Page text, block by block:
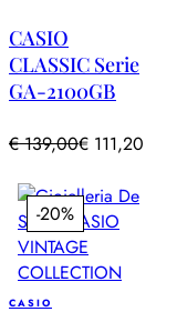
CASIO
CLASSIC Serie
GA-2100GB
€139,00€ 111,20
-20%
CASIO